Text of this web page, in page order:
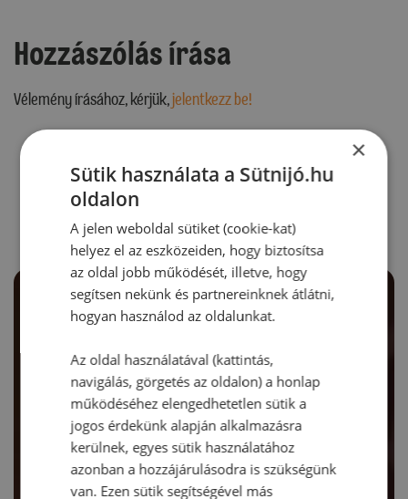
Hozzászólás írása
Vélemény írásához, kérjük,jelentkezz be!
RECEPTAJÁNLÓ
×
Sütik használata a Sütnijó.hu
oldalon
A jelen weboldal sütiket (cookie-kat)
helyez el az eszközeiden, hogy biztosítsa
az oldal jobb működését, illetve, hogy
segítsen nekünk és partnereinknek átlátni,
hogyan használod az oldalunkat.
Az oldal használatával (kattintás,
navigálás, görgetés az oldalon) a honlap
működéséhez elengedhetetlen sütik a
jogos érdekünk alapján alkalmazásra
kerülnek, egyes sütik használatához
azonban a hozzájárulásodra is szükségünk
van. Ezen sütik segítségével más